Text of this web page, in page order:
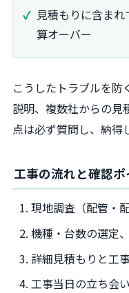
見積もりに含ま
算オーバー
こうしたトラブルを防
説明、複数社からの見
点は必ず質問し、納得
工事の流れと確認ポ
現地調査（配管・
機種・台数の選定
詳細見積もりと工
工事当日の立ち会